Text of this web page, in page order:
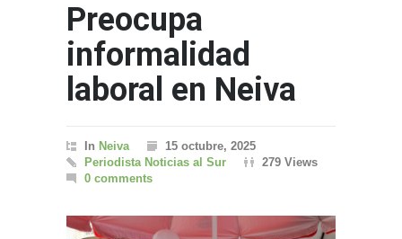
Preocupa
informalidad
laboral en Neiva
In Neiva
15 octubre, 2025
Periodista Noticias al Sur
279 Views
0 comments